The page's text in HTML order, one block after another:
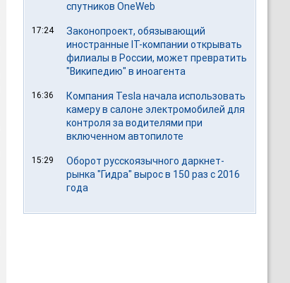
спутников OneWeb
17:24
Законопроект, обязывающий
иностранные IT-компании открывать
филиалы в России, может превратить
"Википедию" в иноагента
16:36
Компания Tesla начала использовать
камеру в салоне электромобилей для
контроля за водителями при
включенном автопилоте
15:29
Оборот русскоязычного даркнет-
рынка "Гидра" вырос в 150 раз с 2016
года